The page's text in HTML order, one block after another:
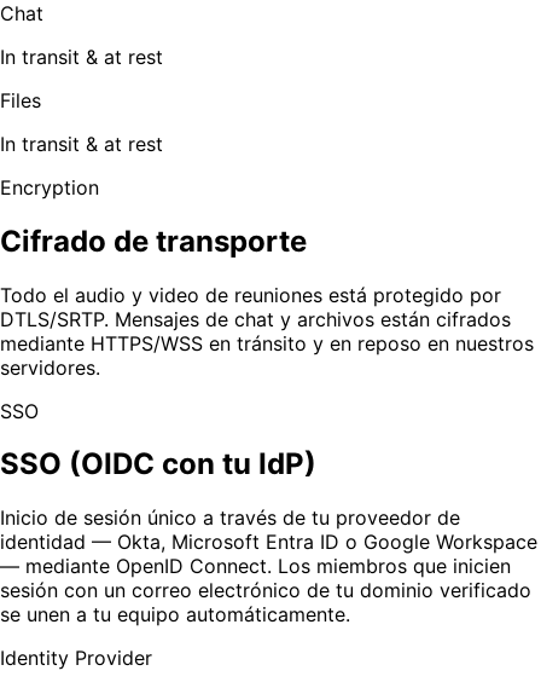
Chat
In transit & at rest
Files
In transit & at rest
Encryption
Cifrado de transporte
Todo el audio y video de reuniones está protegido por
DTLS/SRTP. Mensajes de chat y archivos están cifrados
mediante HTTPS/WSS en tránsito y en reposo en nuestros
servidores.
SSO
SSO (OIDC con tu IdP)
Inicio de sesión único a través de tu proveedor de
identidad — Okta, Microsoft Entra ID o Google Workspace
— mediante OpenID Connect. Los miembros que inicien
sesión con un correo electrónico de tu dominio verificado
se unen a tu equipo automáticamente.
Identity Provider